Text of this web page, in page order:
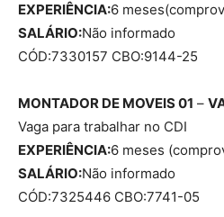
EXPERIÊNCIA:6
SALÁRIO:Não informado
CÓD:7330157 CBO:9144-25
MONTADOR DE MOVEIS 01 –
Vaga para trabalhar no CDI
EXPERIÊNCIA:6 meses
SALÁRIO:Não informado
CÓD:7325446 CBO:7741-05